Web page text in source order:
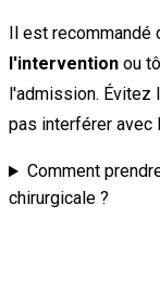
Il est
l'intervention ou
l'admission.
pas interférer avec
Comment
chirurgicale ?